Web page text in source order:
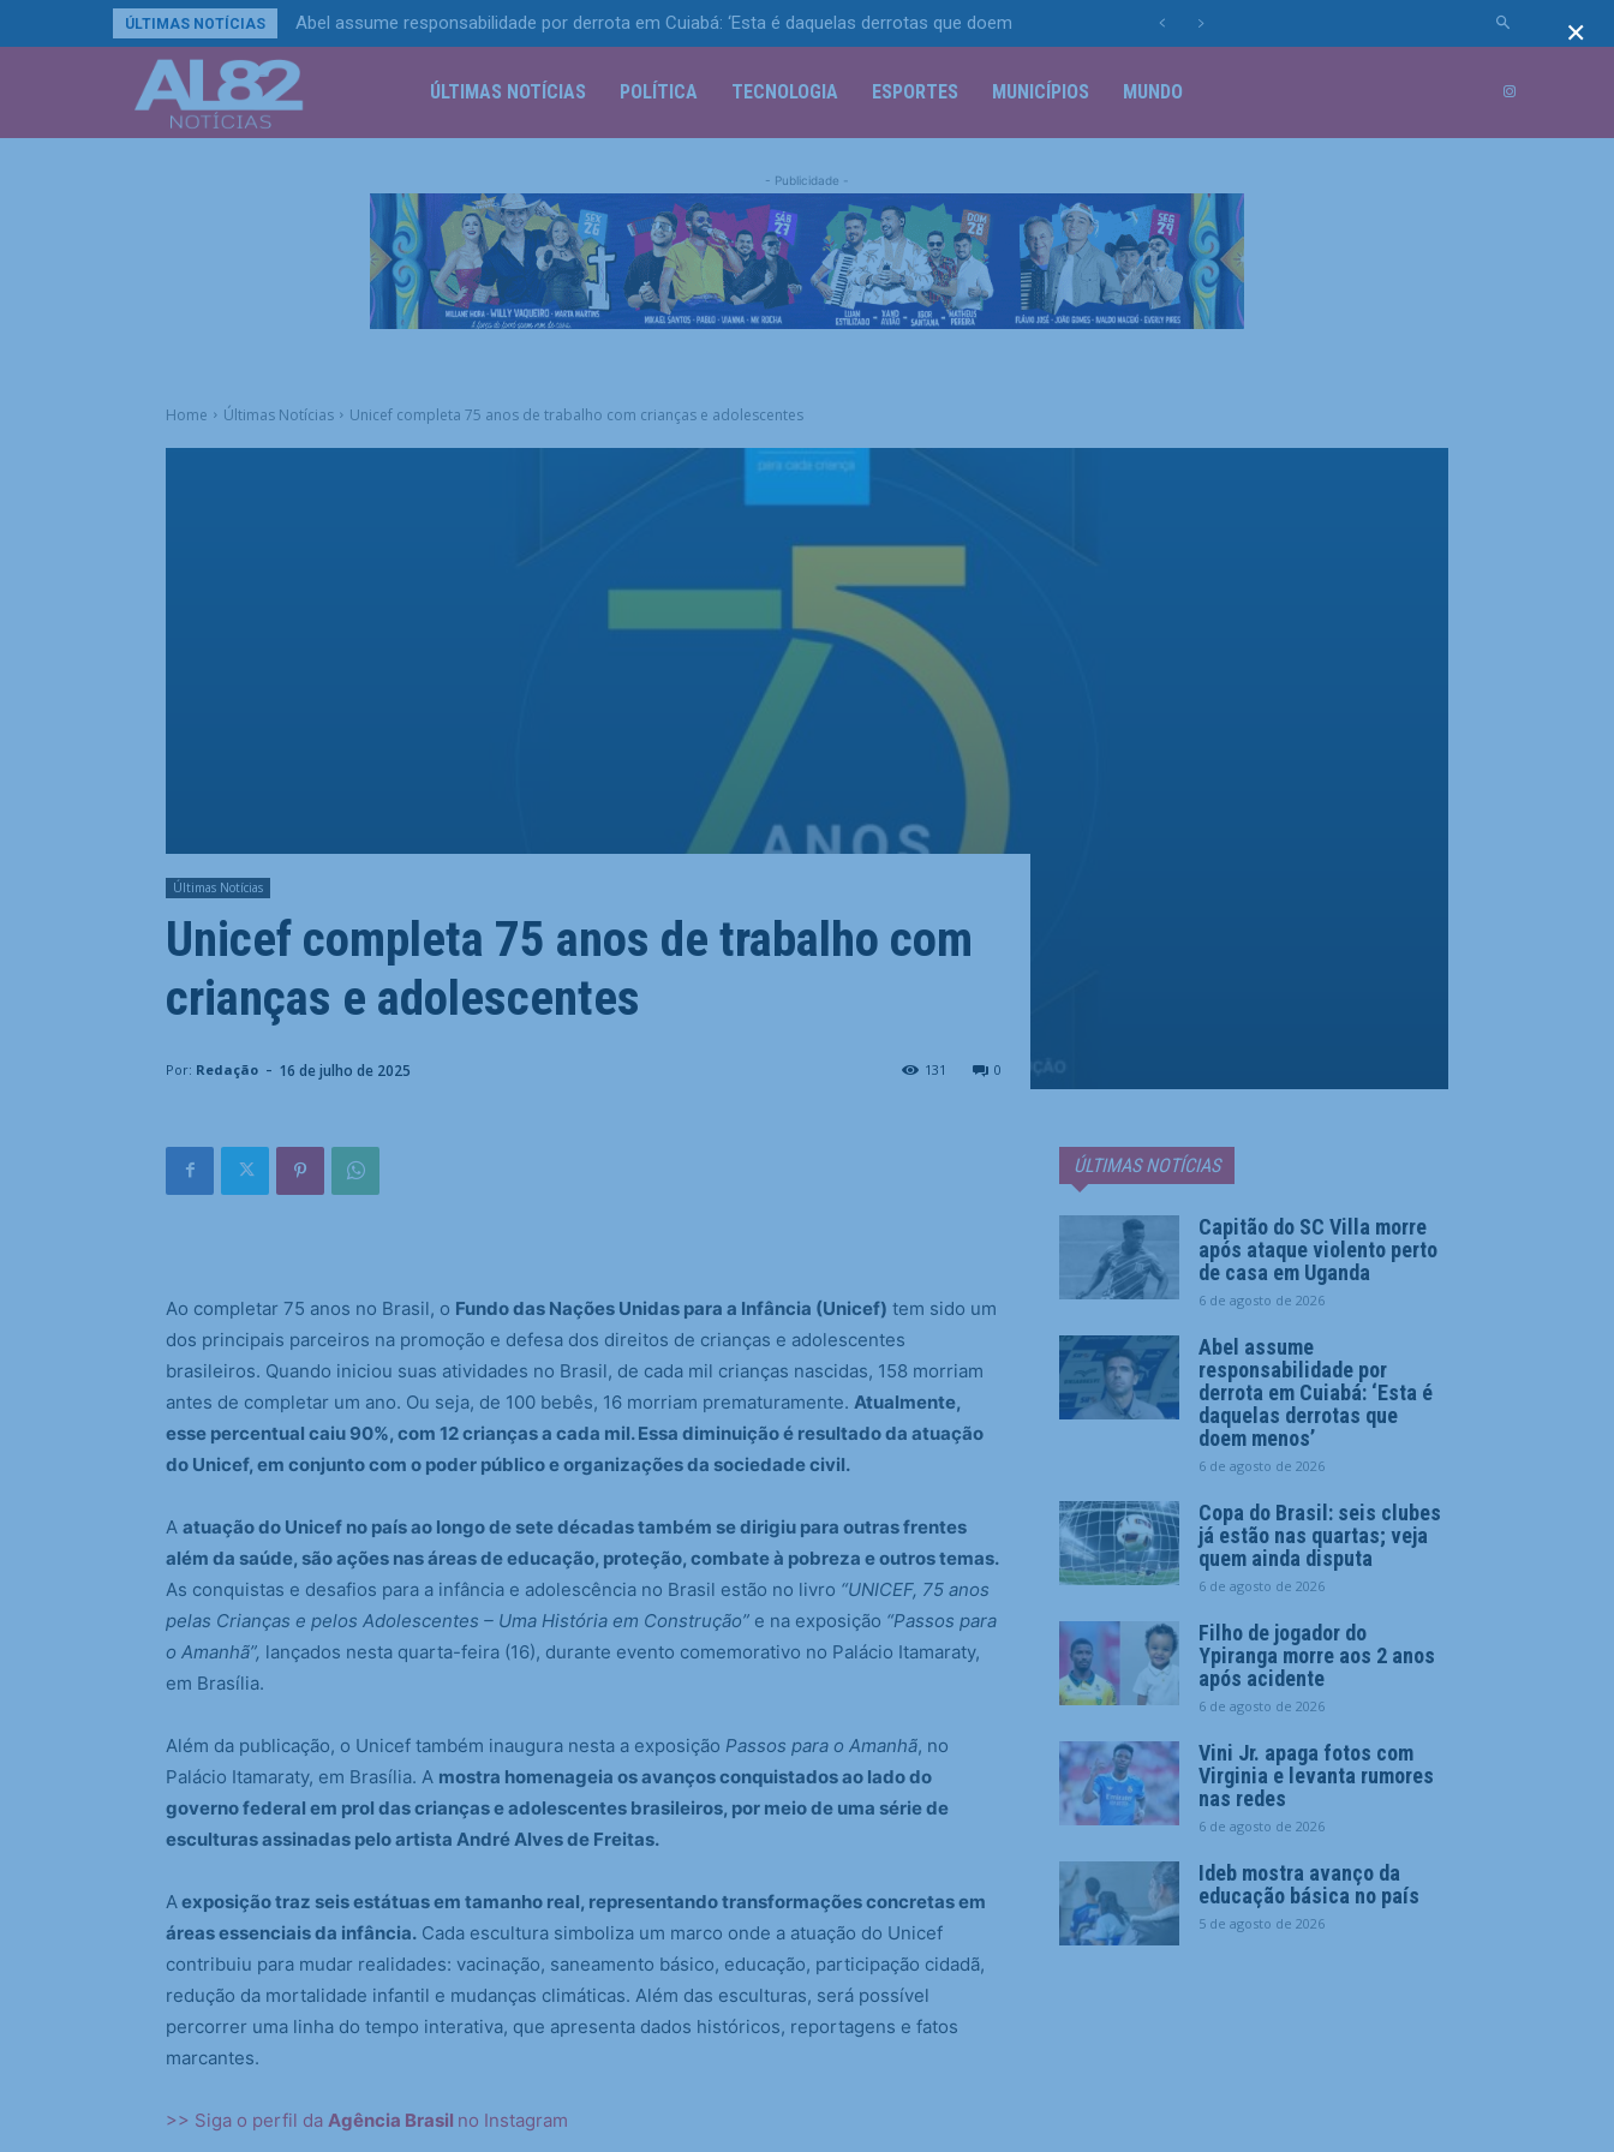
ÚLTIMAS NOTÍCIAS
Abel assume responsabilidade por derrota em Cuiabá: ‘Esta é daquelas derrotas que doem
menos’
ÚLTIMAS NOTÍCIAS POLÍTICA TECNOLOGIA ESPORTES MUNICÍPIOS MUNDO
- Publicidade -
Home Últimas Notícias Unicef completa 75 anos de trabalho com crianças e adolescentes
Últimas Notícias
Unicef completa 75 anos de trabalho com
crianças e adolescentes
Por: Redação - 16 de julho de 2025 0
131
Ao completar 75 anos no Brasil, o Fundo das Nações Unidas para a Infância (Unicef) tem sido um
dos principais parceiros na promoção e defesa dos direitos de crianças e adolescentes
brasileiros. Quando iniciou suas atividades no Brasil, de cada mil crianças nascidas, 158 morriam
antes de completar um ano. Ou seja, de 100 bebês, 16 morriam prematuramente. Atualmente,
esse percentual caiu 90%, com 12 crianças a cada mil. Essa diminuição é resultado da atuação
do Unicef, em conjunto com o poder público e organizações da sociedade civil.
A atuação do Unicef no país ao longo de sete décadas também se dirigiu para outras frentes
além da saúde, são ações nas áreas de educação, proteção, combate à pobreza e outros temas.
As conquistas e desafios para a infância e adolescência no Brasil estão no livro “UNICEF, 75 anos
pelas Crianças e pelos Adolescentes – Uma História em Construção” e na exposição “Passos para
o Amanhã”, lançados nesta quarta-feira (16), durante evento comemorativo no Palácio Itamaraty,
em Brasília.
Além da publicação, o Unicef também inaugura nesta a exposição Passos para o Amanhã, no
Palácio Itamaraty, em Brasília. A mostra homenageia os avanços conquistados ao lado do
governo federal em prol das crianças e adolescentes brasileiros, por meio de uma série de
esculturas assinadas pelo artista André Alves de Freitas.
A exposição traz seis estátuas em tamanho real, representando transformações concretas em
áreas essenciais da infância. Cada escultura simboliza um marco onde a atuação do Unicef
contribuiu para mudar realidades: vacinação, saneamento básico, educação, participação cidadã,
redução da mortalidade infantil e mudanças climáticas. Além das esculturas, será possível
percorrer uma linha do tempo interativa, que apresenta dados históricos, reportagens e fatos
marcantes.
>> Siga o perfil da Agência Brasil no Instagram
ÚLTIMAS NOTÍCIAS
Capitão do SC Villa morre
após ataque violento perto
de casa em Uganda
6 de agosto de 2026
Abel assume
responsabilidade por
derrota em Cuiabá: ‘Esta é
daquelas derrotas que
doem menos’
6 de agosto de 2026
Copa do Brasil: seis clubes
já estão nas quartas; veja
quem ainda disputa
6 de agosto de 2026
Filho de jogador do
Ypiranga morre aos 2 anos
após acidente
6 de agosto de 2026
Vini Jr. apaga fotos com
Virginia e levanta rumores
nas redes
6 de agosto de 2026
Ideb mostra avanço da
educação básica no país
5 de agosto de 2026
×